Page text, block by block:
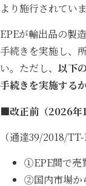
より施行されていま
EPEが輸出品の製
手続きを実施し、
い。ただし、 以下
手続きを実施する
■改正前（2026年1
（通達39/2018/
①EPE間で売
②国内市場か